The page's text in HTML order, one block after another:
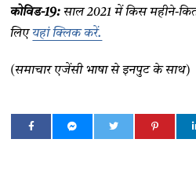
कोविड-19: साल 2021 में किस महीने-
लिएयहां क्लिक करें.
(समाचार एजेंसी भाषा से इनपुट के साथ)